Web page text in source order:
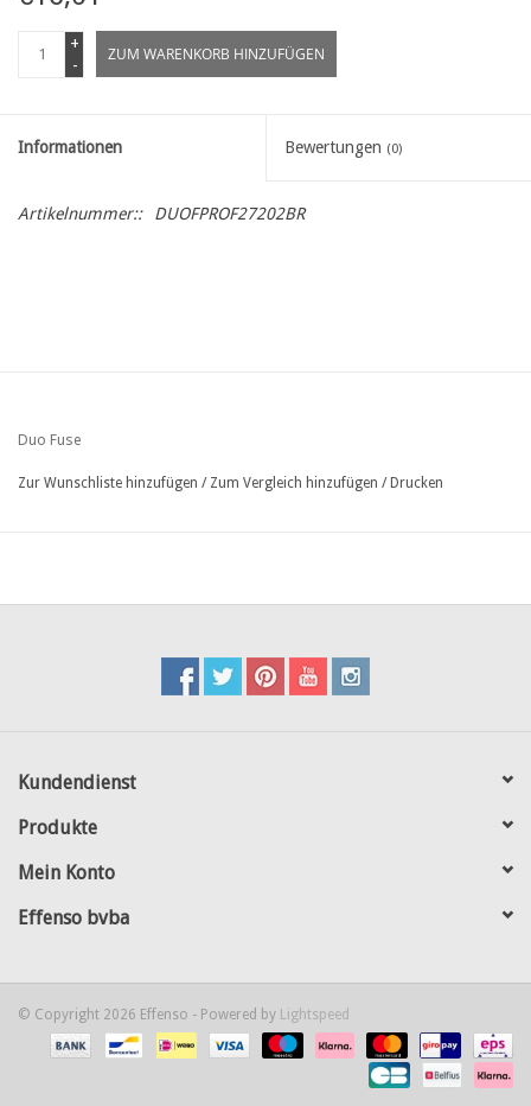
+
-
ZUM WARENKORB HINZUFÜGEN
Informationen Bewertungen (0)
Artikelnummer:: DUOFPROF27202BR
Duo Fuse
Zur Wunschliste hinzufügen / Zum Vergleich hinzufügen / Drucken
Kundendienst
Produkte
Mein Konto
Effenso bvba
© Copyright 2026 Effenso - Powered by Lightspeed